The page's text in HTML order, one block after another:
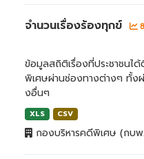
จำนวนเรื่องร้องทุกข์
ข้อมูลสถิติเรื่องที่ประชาชน
พิเศษผ่านช่องทางต่างๆ ทั้ง
งอื่นๆ
XLS CSV
กองบริหารคดีพิเศษ (กบ